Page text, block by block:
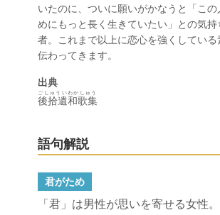
いたのに、ついに願いがかなうと「この
めにもっと長く生きていたい」との気持
者。これまで以上に恋心を強くしている
伝わってきます。
出典
後拾遺和歌集
ごしゅういわかしゅう
語句解説
君がため
「君」は男性が思いを寄せる女性